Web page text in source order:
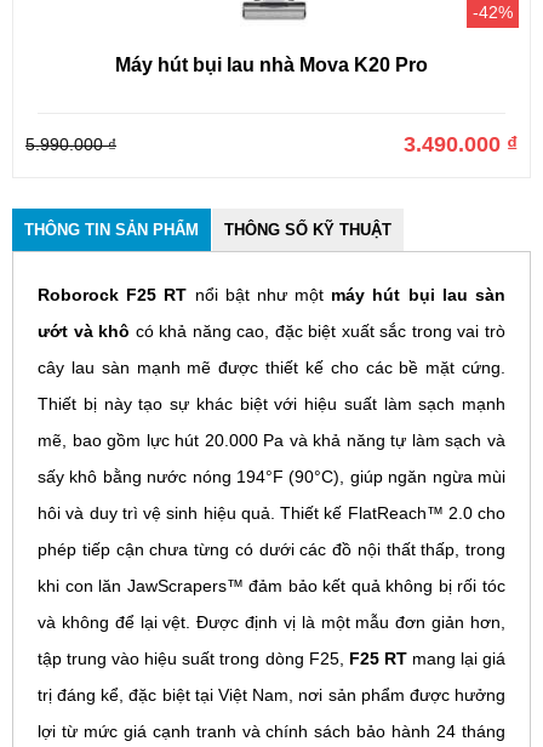
-42%
Máy hút bụi lau nhà Mova K20 Pro
5.990.000 ₫ 3.490.000 ₫
THÔNG TIN SẢN PHẨM THÔNG SỐ KỸ THUẬT
Roborock F25 RT nổi bật như một máy hút bụi lau sàn
ướt và khô có khả năng cao, đặc biệt xuất sắc trong vai trò
cây lau sàn mạnh mẽ được thiết kế cho các bề mặt cứng.
Thiết bị này tạo sự khác biệt với hiệu suất làm sạch mạnh
mẽ, bao gồm lực hút 20.000 Pa và khả năng tự làm sạch và
sấy khô bằng nước nóng 194°F (90°C), giúp ngăn ngừa mùi
hôi và duy trì vệ sinh hiệu quả. Thiết kế FlatReach™ 2.0 cho
phép tiếp cận chưa từng có dưới các đồ nội thất thấp, trong
khi con lăn JawScrapers™ đảm bảo kết quả không bị rối tóc
và không để lại vệt. Được định vị là một mẫu đơn giản hơn,
tập trung vào hiệu suất trong dòng F25, F25 RTmang lại giá
trị đáng kể, đặc biệt tại Việt Nam, nơi sản phẩm được hưởng
lợi từ mức giá cạnh tranh và chính sách bảo hành 24 tháng